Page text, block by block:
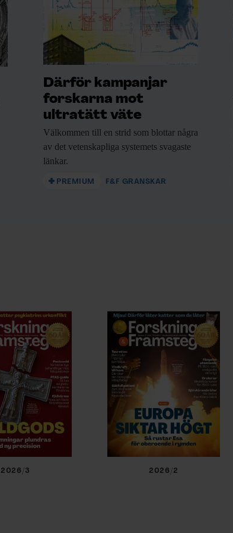
Därför kampanjar
forskarna mot
ultratätt väte
Välkommen till en strid som blottar några
av det vetenskapliga systemets svagaste
länkar.
PREMIUM F&F GRANSKAR
2026/3 2026/2